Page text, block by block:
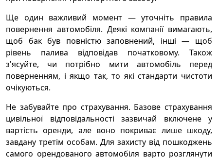
Ще один важливий момент — уточніть правила
повернення автомобіля. Деякі компанії вимагають,
щоб бак був повністю заповнений, інші — щоб
рівень палива відповідав початковому. Також
з'ясуйте, чи потрібно мити автомобіль перед
поверненням, і якщо так, то які стандарти чистоти
очікуються.
Не забувайте про страхування. Базове страхування
цивільної відповідальності зазвичай включене у
вартість оренди, але воно покриває лише шкоду,
завдану третім особам. Для захисту від пошкоджень
самого орендованого автомобіля варто розглянути